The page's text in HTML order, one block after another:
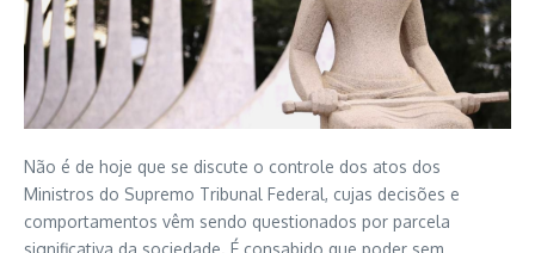
Não é de hoje que se discute o controle dos atos dos
Ministros do Supremo Tribunal Federal, cujas decisões e
comportamentos vêm sendo questionados por parcela
significativa da sociedade. É consabido que poder sem